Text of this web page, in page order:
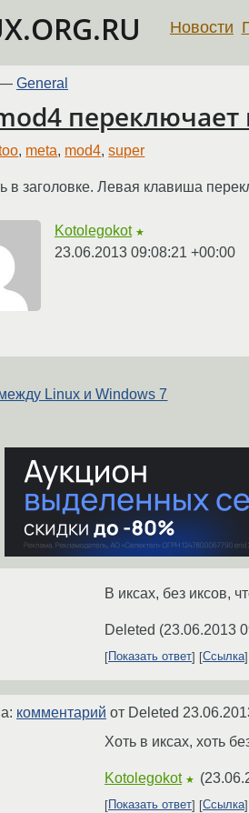
Новости
General
, meta, mod4,super
в заголовке. Левая клавиша
Kotolegokot ★
23.06.2013 09:08:21 +00:00
Linux и Windows 7
В иксах, без иксов,
Deleted (23.06.2013
Показать ответ Ссылка
комментарий от Deleted
Хоть в иксах, хоть
Kotolegokot ★ (
Показать ответ
Ссылка